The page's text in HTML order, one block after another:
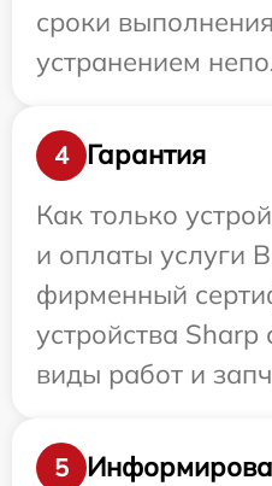
сроки
устранением
4
Гарантия
Как только
и оплаты услуги
фирменный
устройства Sharp
виды работ и
5